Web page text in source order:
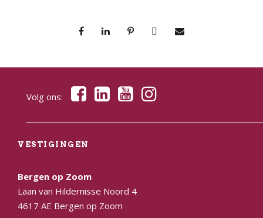
Volg ons:
VESTIGINGEN
Bergen op Zoom
Laan van Hildernisse Noord 4
4617 AE Bergen op Zoom